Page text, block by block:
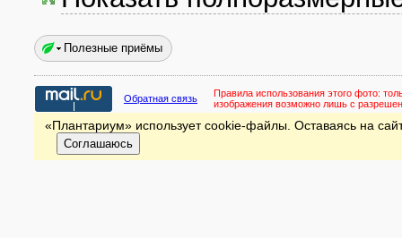
Полезные приёмы
Обратная связь Правила использования этого фото:
изображения возможно лишь с
«Плантариум» использует cookie-файлы. Оставаясь на
Соглашаюсь